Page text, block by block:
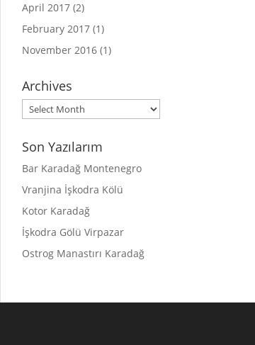
April 2017 (2)
February 2017 (1)
November 2016 (1)
Archives
Archives
Son Yazılarım
Bar Karadağ Montenegro
Vranjina İşkodra Kölü
Kotor Karadağ
İşkodra Gölü Virpazar
Ostrog Manastırı Karadağ